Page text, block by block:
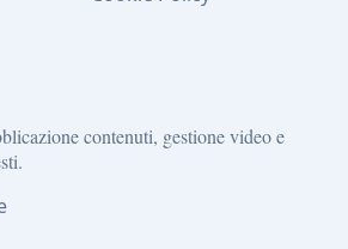
contenuti, gestione video e